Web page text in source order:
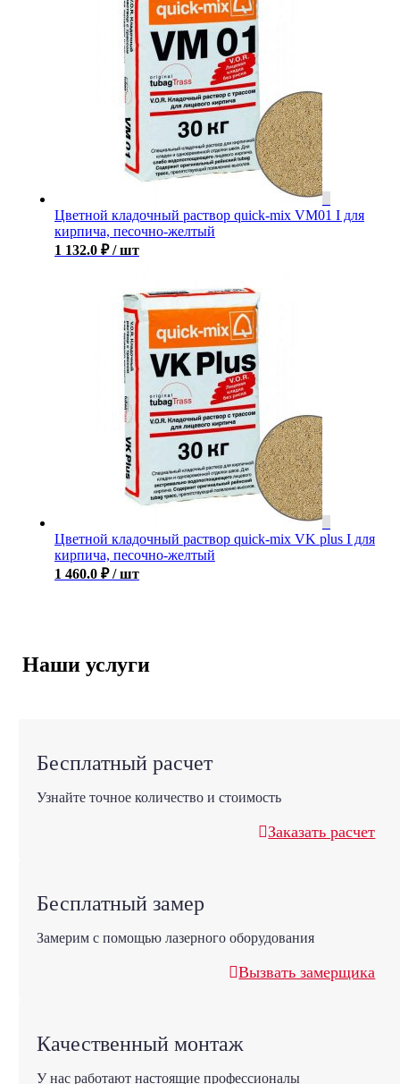
Цветной кладочный раствор quick-mix VM01 I для
кирпича, песочно-желтый
1 132.0 ₽ / шт
Цветной кладочный раствор quick-mix VK plus I для
кирпича, песочно-желтый
1 460.0 ₽ / шт
Наши услуги
Бесплатный расчет
Узнайте точное количество и стоимость
Заказать расчет
Бесплатный замер
Замерим с помощью лазерного оборудования
Вызвать замерщика
Качественный монтаж
У нас работают настоящие профессионалы